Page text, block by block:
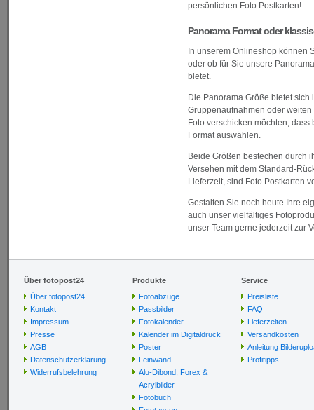
persönlichen Foto Postkarten!
Panorama Format oder
In unserem Onlineshop können
oder ob für Sie unsere
bietet.
Die Panorama Größe bietet
Gruppenaufnahmen oder
Foto verschicken möchten,
Format auswählen.
Beide Größen bestechen durch
Versehen mit dem Standard-
Lieferzeit, sind Foto Postkarten
Gestalten Sie noch heute Ihre
auch unser vielfältiges
unser Team gerne jederzeit zur
Über fotopost24
Über fotopost24
Kontakt
Impressum
Presse
AGB
Datenschutzerklärung
Widerrufsbelehrung
Produkte
Fotoabzüge
Passbilder
Fotokalender
Kalender im Digitaldruck
Poster
Leinwand
Alu-Dibond, Forex &
Acrylbilder
Fotobuch
Service
Preisliste
FAQ
Lieferzeiten
Versandkosten
Anleitung
Profitipps